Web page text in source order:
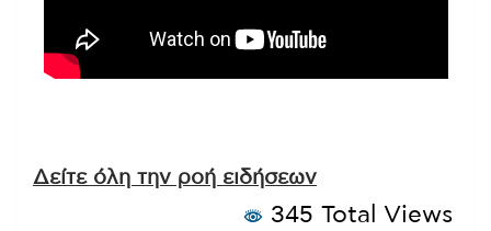
Δείτε όλη την ροή ειδήσεων
345 Total Views